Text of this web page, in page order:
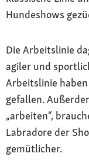
Hundeshows
Die Arbeitslinie
agiler und
Arbeitslinie
gefallen.
„arbeiten“,
Labradore der
gemütlicher.